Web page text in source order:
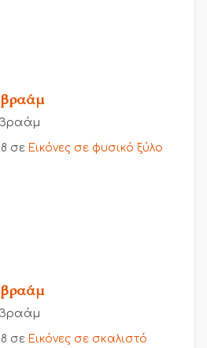
σε Εικόνες σε φυσικό ξύλο
σε Εικόνες σε σκαλιστό